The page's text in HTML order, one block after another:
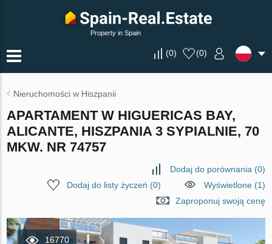
Property in Spain
(0) (0)
Nieruchomości w Hiszpanii
APARTAMENT W HIGUERICAS BAY,
ALICANTE, HISZPANIA 3 SYPIALNIE, 70
MKW. NR 74757
Dodaj do porównania (0)
Dodaj do listy życzeń (0)
Wyświetlone (1)
Zaproponuj swoją cenę
16770